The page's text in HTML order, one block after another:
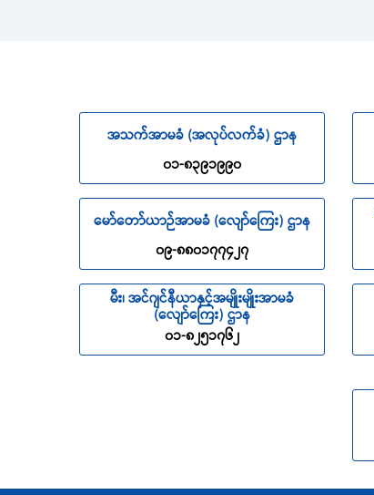
အသက်အာမခံ (အလုပ်လက်ခံ) ဌာန
၀၁-၈၃၉၁၉၉၀
မော်တော်ယာဉ်အာမခံ (လျော်ကြေး) ဌာန
၀၉-၈၈၀၁၇၇၄၂၇
မီး၊ အင်ဂျင်နီယာနှင့်အမျိုးမျိုးအာမခံ
(လျော်ကြေး) ဌာန
၀၁-၈၂၅၁၇၆၂